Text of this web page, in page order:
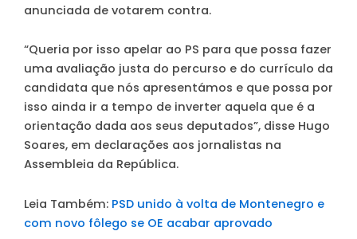
anunciada de votarem contra.
“Queria por isso apelar ao PS para que possa fazer
uma avaliação justa do percurso e do currículo da
candidata que nós apresentámos e que possa por
isso ainda ir a tempo de inverter aquela que é a
orientação dada aos seus deputados”, disse Hugo
Soares, em declarações aos jornalistas na
Assembleia da República.
Leia Também: PSD unido à volta de Montenegro e
com novo fôlego se OE acabar aprovado